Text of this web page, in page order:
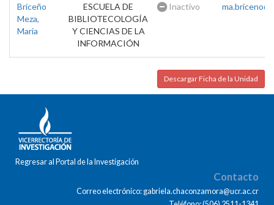
Briceño
Meza,
Maria
ESCUELA DE
BIBLIOTECOLOGÍA
Y CIENCIAS DE LA
INFORMACIÓN
Inactivo
Descargar Ficha de la Unidad
Regresar al Portal de la Investigación
Contacto
Correo electrónico: gabriela.chaconzamora@ucr.ac.cr